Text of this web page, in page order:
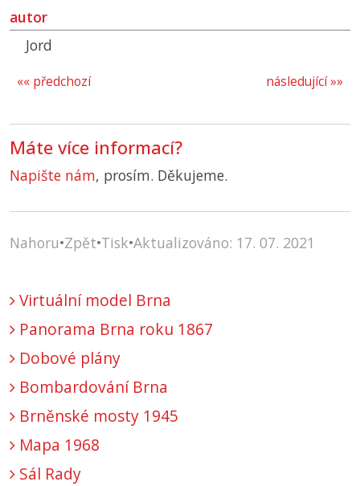
autor
Jord
následující »»
«« předchozí
Máte více informací?
Napište nám, prosím. Děkujeme.
Nahoru•Zpět•Tisk•Aktualizováno: 17. 07. 2021
Virtuální model Brna
Panorama Brna roku 1867
Dobové plány
Bombardování Brna
Brněnské mosty 1945
Mapa 1968
Sál Rady